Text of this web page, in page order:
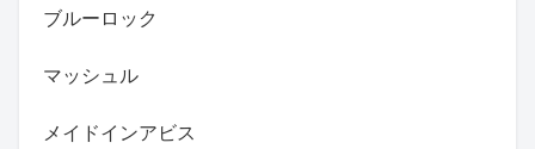
ブルーロック
マッシュル
メイドインアビス